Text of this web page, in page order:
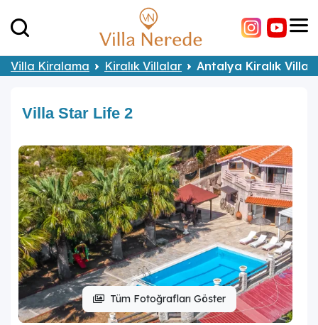
Villa Kiralama Kiralık Villalar Antalya Kiralık
Villa Star Life 2
Tüm Fotoğrafları Göster